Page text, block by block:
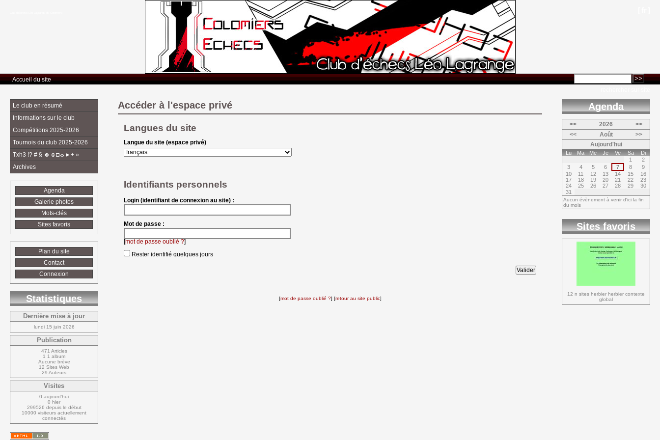
Accueil du site
Accéder à l'espace privé
Langues du site
Langue du site (espace privé)
Identifiants personnels
Login (identifiant de connexion au site) :
Mot de passe :
[mot de passe oublié ?]
Rester identifié quelques jours
[mot de passe oublié ?] [retour au site public]
Le club en résumé
Informations sur le club
Compétitions 2025-2026
Tournois du club 2025-2026
Txh3 !? # § ☻☺◘☼►+ »
Archives
Agenda
Galerie photos
Mots-clés
Sites favoris
Plan du site
Contact
Connexion
Statistiques
Dernière mise à jour
lundi 15 juin 2026
Publication
471 Articles
1 1 album
Aucune brève
12 Sites Web
29 Auteurs
Visites
0 aujourd'hui
0 hier
299526 depuis le début
10000 visiteurs actuellement
connectés
Agenda
<< 2026
>>
<<
Août
>>
Aujourd'hui
Lu Ma Me Je Ve Sa
Di
1
2
3
4 5 6 7 8
9
10
11 12 13 14 15
16
17
18 19 20 21 22
23
24
25 26 27 28 29
30
31
Aucun évènement à venir d'ici la fin
du mois
Sites favoris
12 n sites herbier herbier contexte
global